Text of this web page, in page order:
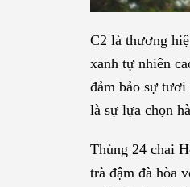
C2 là thương
xanh tự nhiên
đảm bảo sự
là sự lựa chọn
Thùng 24 chai
trà đậm đà hòa